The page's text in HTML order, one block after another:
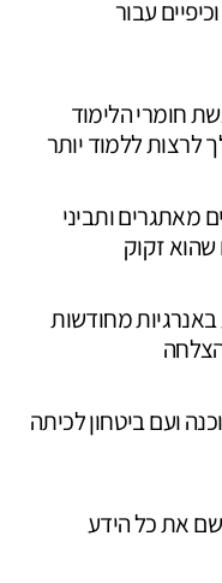
עבור
חומרי הלימוד
לרצות ללמוד יותר
מאתגרים ותביני
זקוק
באנרגיות מחודשות
ועם ביטחון לכיתה
את כל הידע